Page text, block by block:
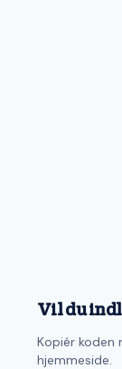
Vil du
Kopiér
hjemmeside.